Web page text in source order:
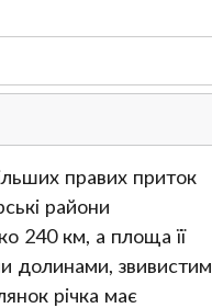
правих приток
райони
240 км, а площа її
долинами, звивистим
річка має